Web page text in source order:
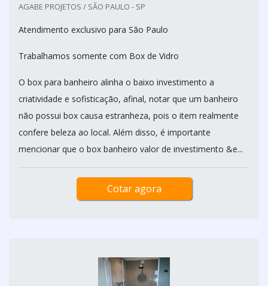
AGABE PROJETOS / SÃO PAULO - SP
Atendimento exclusivo para São Paulo
Trabalhamos somente com Box de Vidro
O box para banheiro alinha o baixo investimento a
criatividade e sofisticação, afinal, notar que um banheiro
não possui box causa estranheza, pois o item realmente
confere beleza ao local. Além disso, é importante
mencionar que o box banheiro valor de investimento &e...
Cotar agora